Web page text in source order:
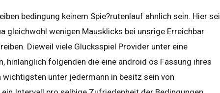
bedingung keinem Spie?rutenlauf ahnlich sein. Hier sei
gleichwohl wenigen Mausklicks bei unsrige Erreichbar
Dieweil viele Glucksspiel Provider unter eine
hinlanglich folgenden die eine android os Fassung ihres
unter jedermann in besitz sein von